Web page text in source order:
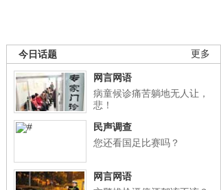
更多
今日话题
网言网语
病童候诊痛苦躺地无人让，
悲！
民声调查
您还看国足比赛吗？
网言网语